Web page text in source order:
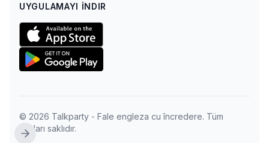
UYGULAMAYI İNDIR
© 2026 Talkparty - Fale engleza cu încredere. Tüm
hakları saklıdır.